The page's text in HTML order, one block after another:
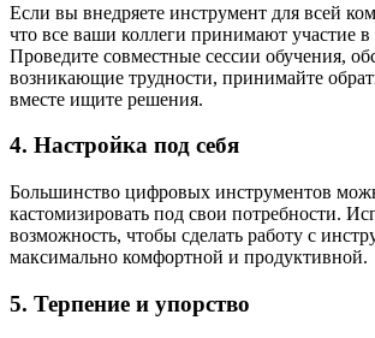
Если вы внедряете инструмент для всей
что все ваши коллеги принимают участие в
Проведите совместные сессии обучения,
возникающие трудности, принимайте
вместе ищите решения.
4. Настройка под себя
Большинство цифровых инструментов
кастомизировать под свои потребности.
возможность, чтобы сделать работу с
максимально комфортной и продуктивной.
5. Терпение и упорство